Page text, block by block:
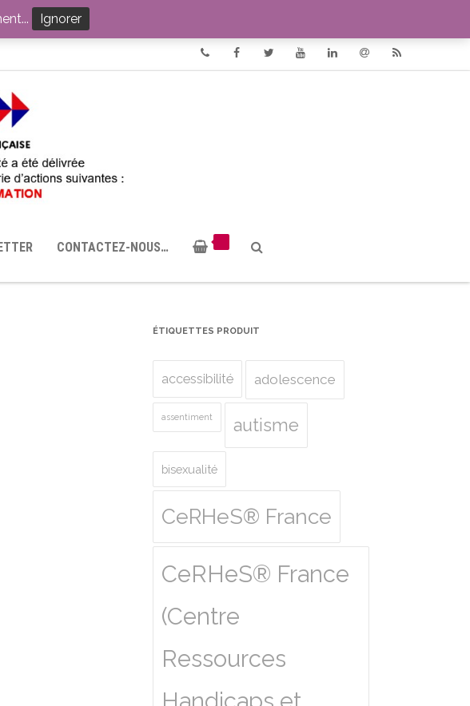
SANTÉ SEXUELLE
CONTACTEZ-NOUS…
ÉTIQUETTES PRODUIT
accessibilité adolescence
assentiment autisme
bisexualité
CeRHeS® France
CeRHeS® France
(Centre
Ressources
Ignorer